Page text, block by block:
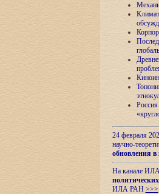
24 февраля
научно-
обновления в
На канале
ИЛА РАН >>>